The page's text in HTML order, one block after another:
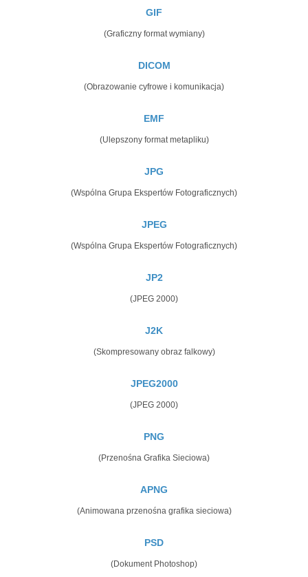
GIF
(Graficzny format wymiany)
DICOM
(Obrazowanie cyfrowe i komunikacja)
EMF
(Ulepszony format metapliku)
JPG
(Wspólna Grupa Ekspertów Fotograficznych)
JPEG
(Wspólna Grupa Ekspertów Fotograficznych)
JP2
(JPEG 2000)
J2K
(Skompresowany obraz falkowy)
JPEG2000
(JPEG 2000)
PNG
(Przenośna Grafika Sieciowa)
APNG
(Animowana przenośna grafika sieciowa)
PSD
(Dokument Photoshop)